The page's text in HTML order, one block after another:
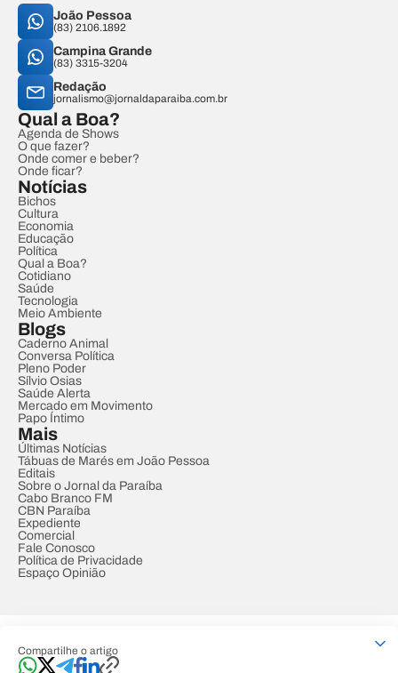
Compartilhe o artigo
João Pessoa
(83) 2106.1892
Campina Grande
(83) 3315-3204
Redação
jornalismo@jornaldaparaiba.com.br
Qual a Boa?
Agenda de Shows
O que fazer?
Onde comer e beber?
Onde ficar?
Notícias
Bichos
Cultura
Economia
Educação
Política
Qual a Boa?
Cotidiano
Saúde
Tecnologia
Meio Ambiente
Blogs
Caderno Animal
Conversa Política
Pleno Poder
Sílvio Osias
Saúde Alerta
Mercado em Movimento
Papo Íntimo
Mais
Últimas Notícias
Tábuas de Marés em João Pessoa
Editais
Sobre o Jornal da Paraíba
Cabo Branco FM
CBN Paraíba
Expediente
Comercial
Fale Conosco
Política de Privacidade
Espaço Opinião
Developed by Designed by